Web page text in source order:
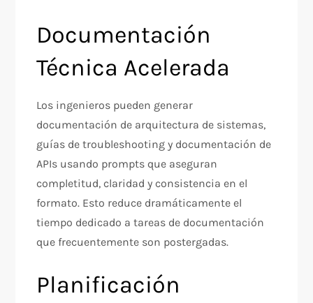
Documentación
Técnica Acelerada
Los ingenieros pueden generar
documentación de arquitectura de sistemas,
guías de troubleshooting y documentación de
APIs usando prompts que aseguran
completitud, claridad y consistencia en el
formato. Esto reduce dramáticamente el
tiempo dedicado a tareas de documentación
que frecuentemente son postergadas.​
Planificación